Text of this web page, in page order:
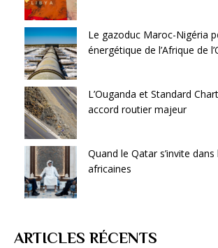
Le gazoduc Maroc-Nigéria
énergétique de l’Afrique de
L’Ouganda et Standard
accord routier majeur
Quand le Qatar s’invite dans
africaines
ARTICLES RÉCENTS